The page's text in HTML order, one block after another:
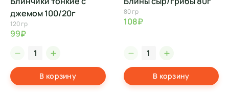
джемом 100/20г
120 гр
99₽
В корзину
80 гр
108₽
В корзину